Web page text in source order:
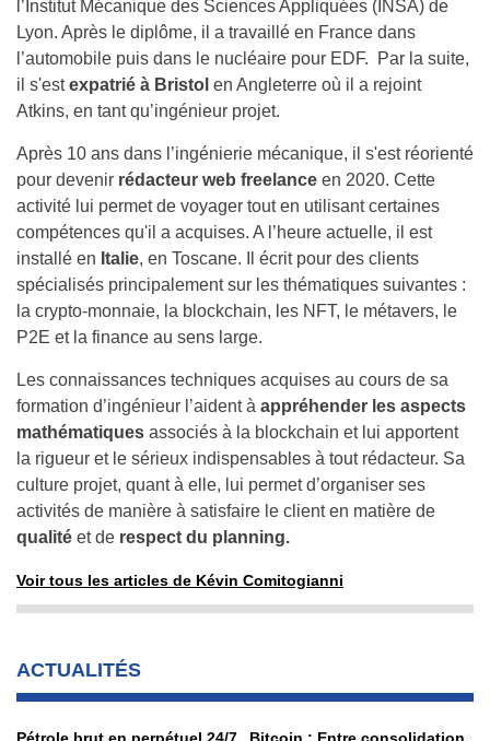
l’Institut Mécanique des Sciences Appliquées (INSA) de
Lyon. Après le diplôme, il a travaillé en France dans
l’automobile puis dans le nucléaire pour EDF. Par la suite,
il s'estexpatrié à Bristol en Angleterre où il a rejoint
Atkins, en tant qu’ingénieur projet.
Après 10 ans dans l’ingénierie mécanique, il s'est réorienté
pour devenir rédacteur web freelance en 2020. Cette
activité lui permet de voyager tout en utilisant certaines
compétences qu'il a acquises. A l’heure actuelle, il est
installé en Italie, en Toscane. Il écrit pour des clients
spécialisés principalement sur les thématiques suivantes :
la crypto-monnaie, la blockchain, les NFT, le métavers, le
P2E et la finance au sens large.
Les connaissances techniques acquises au cours de sa
formation d’ingénieur l’aident à appréhender les aspects
mathématiques associés à la blockchain et lui apportent
la rigueur et le sérieux indispensables à tout rédacteur. Sa
culture projet, quant à elle, lui permet d’organiser ses
activités de manière à satisfaire le client en matière de
qualité et de respect du planning.
Voir tous les articles de Kévin Comitogianni
ACTUALITÉS
Pétrole brut en perpétuel 24/7
Bitcoin : Entre consolidation,